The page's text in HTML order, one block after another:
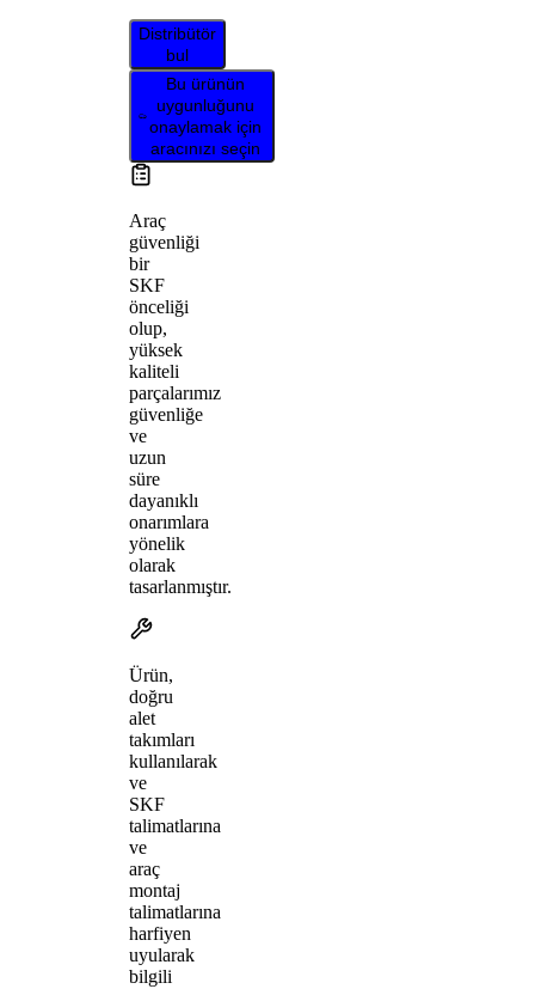
Distribütör
bul
Bu ürünün
uygunluğunu
onaylamak için
aracınızı seçin
Araç
güvenliği
bir
SKF
önceliği
olup,
yüksek
kaliteli
parçalarımız
güvenliğe
ve
uzun
süre
dayanıklı
onarımlara
yönelik
olarak
tasarlanmıştır.
Ürün,
doğru
alet
takımları
kullanılarak
ve
SKF
talimatlarına
ve
araç
montaj
talimatlarına
harfiyen
uyularak
bilgili